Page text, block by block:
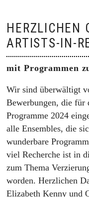
HERZLICHEN
ARTISTS-IN-
mit Programmen
Wir sind überwältigt
Bewerbungen, die für
Programme 2024
alle Ensembles, die
wunderbare
viel Recherche ist in
zum Thema
worden. Herzlichen
Elizabeth Kenny und